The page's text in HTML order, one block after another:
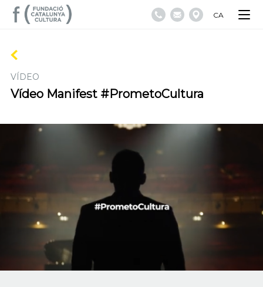
CA
VÍDEO
Vídeo Manifest #PrometoCultura